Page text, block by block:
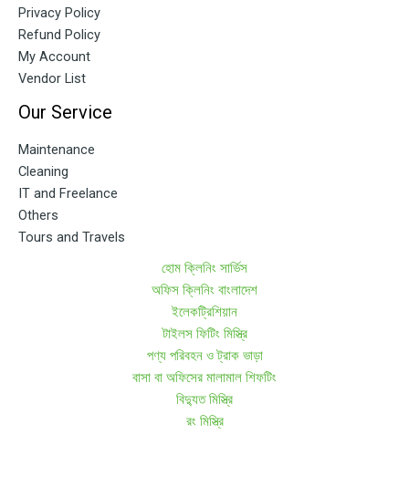
Privacy Policy
Refund Policy
My Account
Vendor List
Our Service
Maintenance
Cleaning
IT and Freelance
Others
Tours and Travels
হোম ক্লিনিং সার্ভিস
অফিস ক্লিনিং বাংলাদেশ
ইলেকট্রিশিয়ান
টাইলস ফিটিং মিস্ত্রি
পণ্য পরিবহন ও ট্রাক ভাড়া
বাসা বা অফিসের মালামাল শিফটিং
বিদ্যুত মিস্ত্রি
রং মিস্ত্রি